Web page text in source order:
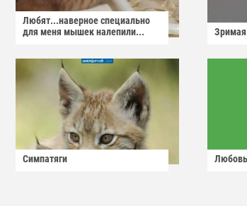
Любят...наверное специально
для меня мышек налепили...
Симпатяги